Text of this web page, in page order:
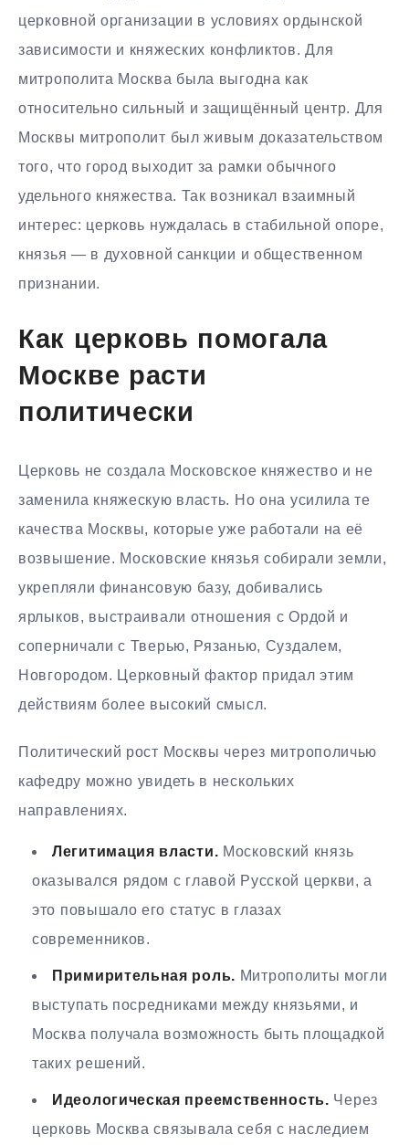
церковной организации в условиях ордынской
зависимости и княжеских конфликтов. Для
митрополита Москва была выгодна как
относительно сильный и защищённый центр. Для
Москвы митрополит был живым доказательством
того, что город выходит за рамки обычного
удельного княжества. Так возникал взаимный
интерес: церковь нуждалась в стабильной опоре,
князья — в духовной санкции и общественном
признании.
Как церковь помогала
Москве расти
политически
Церковь не создала Московское княжество и не
заменила княжескую власть. Но она усилила те
качества Москвы, которые уже работали на её
возвышение. Московские князья собирали земли,
укрепляли финансовую базу, добивались
ярлыков, выстраивали отношения с Ордой и
соперничали с Тверью, Рязанью, Суздалем,
Новгородом. Церковный фактор придал этим
действиям более высокий смысл.
Политический рост Москвы через митрополичью
кафедру можно увидеть в нескольких
направлениях.
Легитимация власти. Московский князь
оказывался рядом с главой Русской церкви, а
это повышало его статус в глазах
современников.
Примирительная роль. Митрополиты могли
выступать посредниками между князьями, и
Москва получала возможность быть площадкой
таких решений.
Идеологическая преемственность. Через
церковь Москва связывала себя с наследием